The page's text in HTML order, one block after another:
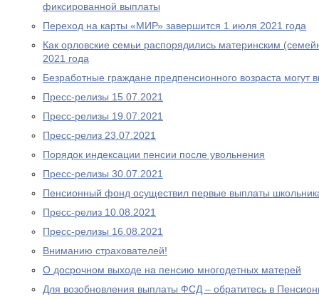
фиксированной выплаты
Переход на карты «МИР» завершится 1 июля 2021 года
Как орловские семьи распорядились материнским
2021 года
Безработные граждане предпенсионного возраста
Пресс-релизы 15.07.2021
Пресс-релизы 19.07.2021
Пресс-релиз 23.07.2021
Порядок индексации пенсии после увольнения
Пресс-релизы 30.07.2021
Пенсионный фонд осуществил первые выплаты
Пресс-релиз 10.08.2021
Пресс-релизы 16.08.2021
Вниманию страхователей!
О досрочном выходе на пенсию многодетных матерей
Для возобновления выплаты ФСД – обратитесь в